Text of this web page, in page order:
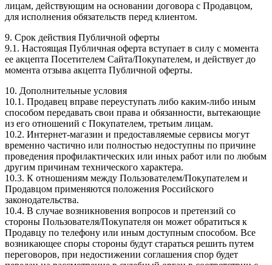
лицам, действующим на основании договора с Продавцом,
для исполнения обязательств перед клиентом.
9. Срок действия Публичной оферты
9.1. Настоящая Публичная оферта вступает в силу с момента
ее акцепта Посетителем Сайта/Покупателем, и действует до
момента отзыва акцепта Публичной оферты.
10. Дополнительные условия
10.1. Продавец вправе переуступать либо каким-либо иным
способом передавать свои права и обязанности, вытекающие
из его отношений с Покупателем, третьим лицам.
10.2. Интернет-магазин и предоставляемые сервисы могут
временно частично или полностью недоступны по причине
проведения профилактических или иных работ или по любым
другим причинам технического характера.
10.3. К отношениям между Пользователем/Покупателем и
Продавцом применяются положения Российского
законодательства.
10.4. В случае возникновения вопросов и претензий со
стороны Пользователя/Покупателя он может обратиться к
Продавцу по телефону или иным доступным способом. Все
возникающее споры стороны будут стараться решить путем
переговоров, при недостижении соглашения спор будет